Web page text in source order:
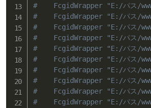
#    FcgidWrapper "E:/パス/
#    FcgidWrapper "E:/パス/
#    FcgidWrapper "E:/パス/
#    FcgidWrapper "E:/パス/
#    FcgidWrapper "E:/パス/
#    FcgidWrapper "E:/パス/
#    FcgidWrapper "E:/パス/
#    FcgidWrapper "E:/パス/
#    FcgidWrapper "E:/パス/
#    FcgidWrapper "E:/パス/